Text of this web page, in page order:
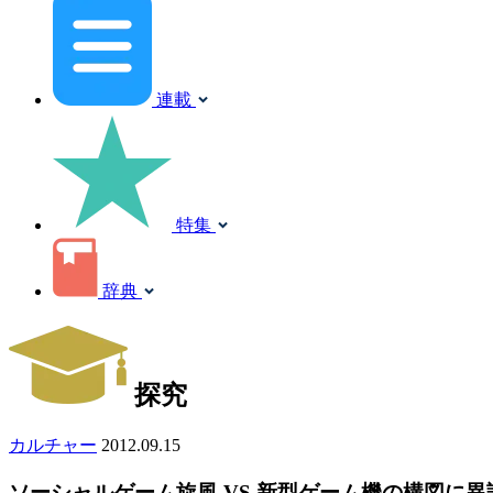
連載
特集
辞典
探究
カルチャー 2012.09.15